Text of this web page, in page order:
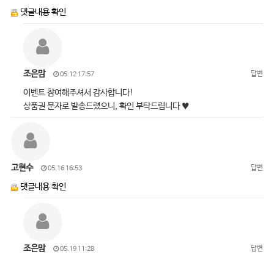
댓글내용 확인
조은맘 05.12 17:57 답변
이벤트 참여해주셔서 감사합니다!
상품권 문자로 발송드렸으니, 확인 부탁드립니다 ♥
고현수 05.16 16:53 답변
댓글내용 확인
조은맘 05.19 11:28 답변